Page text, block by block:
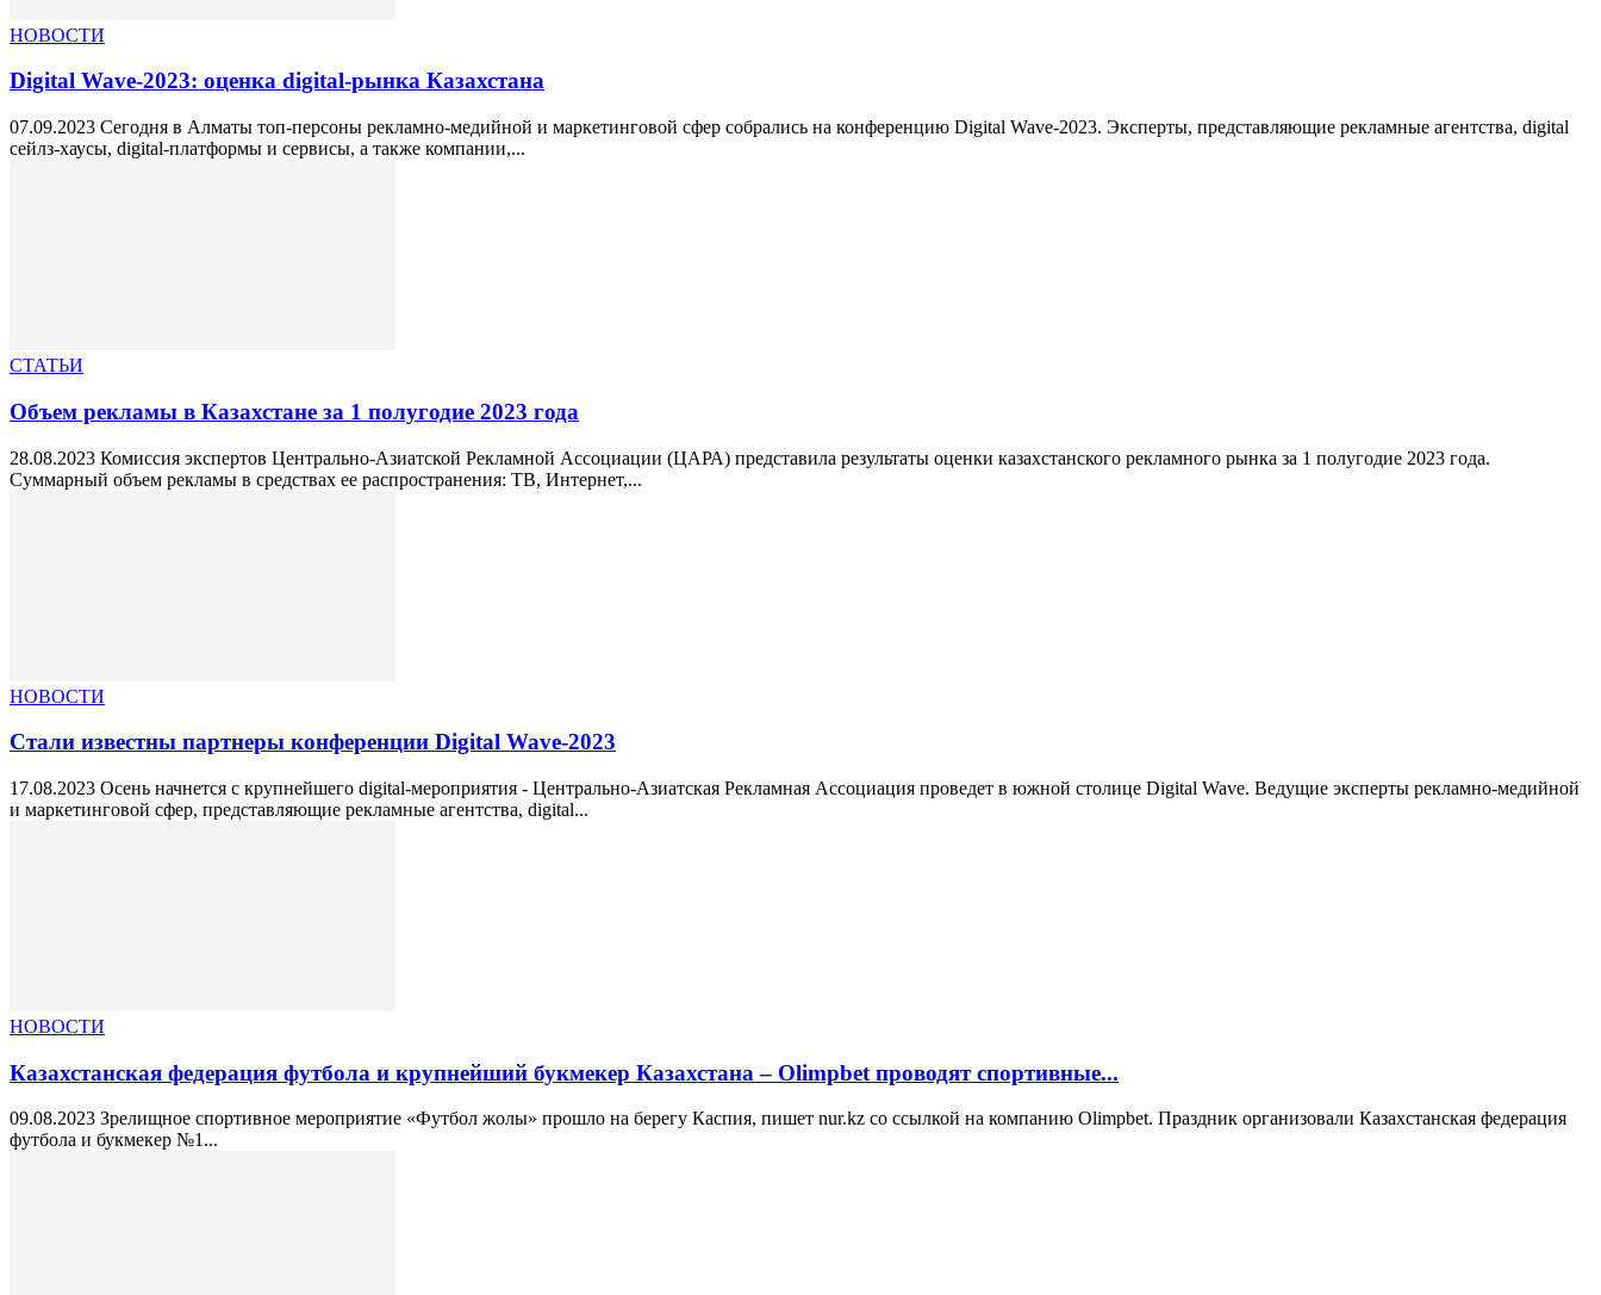
НОВОСТИ
Digital Wave-2023: оценка digital-рынка Казахстана
07.09.2023 Сегодня в Алматы топ-персоны рекламно-медийной и маркетинговой сфер собрались на конференцию Digital Wave-2023. Эксперты, представляющие рекламные агентства, digital
сейлз-хаусы, digital-платформы и сервисы, а также компании,...
СТАТЬИ
Объем рекламы в Казахстане за 1 полугодие 2023 года
28.08.2023 Комиссия экспертов Центрально-Азиатской Рекламной Ассоциации (ЦАРА) представила результаты оценки казахстанского рекламного рынка за 1 полугодие 2023 года.
Суммарный объем рекламы в средствах ее распространения: ТВ, Интернет,...
НОВОСТИ
Стали известны партнеры конференции Digital Wave-2023
17.08.2023 Осень начнется с крупнейшего digital-мероприятия - Центрально-Азиатская Рекламная Ассоциация проведет в южной столице Digital Wave. Ведущие эксперты рекламно-медийной
и маркетинговой сфер, представляющие рекламные агентства, digital...
НОВОСТИ
Казахстанская федерация футбола и крупнейший букмекер Казахстана – Olimpbet проводят спортивные...
09.08.2023 Зрелищное спортивное мероприятие «Футбол жолы» прошло на берегу Каспия, пишет nur.kz со ссылкой на компанию Olimpbet. Праздник организовали Казахстанская федерация
футбола и букмекер №1...